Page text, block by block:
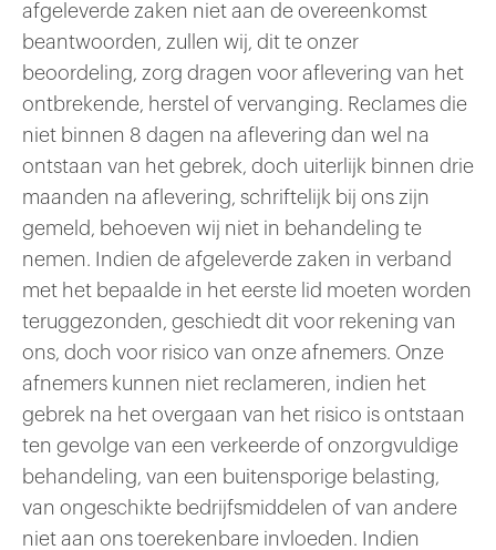
afgeleverde zaken niet aan de overeenkomst
beantwoorden, zullen wij, dit te onzer
beoordeling, zorg dragen voor aflevering van het
ontbrekende, herstel of vervanging. Reclames die
niet binnen 8 dagen na aflevering dan wel na
ontstaan van het gebrek, doch uiterlijk binnen drie
maanden na aflevering, schriftelijk bij ons zijn
gemeld, behoeven wij niet in behandeling te
nemen. Indien de afgeleverde zaken in verband
met het bepaalde in het eerste lid moeten worden
teruggezonden, geschiedt dit voor rekening van
ons, doch voor risico van onze afnemers. Onze
afnemers kunnen niet reclameren, indien het
gebrek na het overgaan van het risico is ontstaan
ten gevolge van een verkeerde of onzorgvuldige
behandeling, van een buitensporige belasting,
van ongeschikte bedrijfsmiddelen of van andere
niet aan ons toerekenbare invloeden. Indien